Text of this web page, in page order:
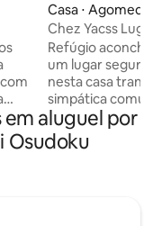
Casa ⋅ Agomeda
Chez Yacss
do barulho e ….
Refúgio
um lugar seguro e
nesta casa
simpática
1,5 hora do
aconchegante,
jantar, é perfeita
aluguel por
Osudoku